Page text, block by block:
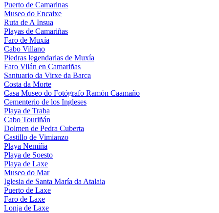
Puerto de Camarinas
Museo do Encaixe
Ruta de A Insua
Playas de Camariñas
Faro de Muxía
Cabo Villano
Piedras legendarias de Muxía
Faro Vilán en Camariñas
Santuario da Virxe da Barca
Costa da Morte
Casa Museo do Fotógrafo Ramón Caamaño
Cementerio de los Ingleses
Playa de Traba
Cabo Touriñán
Dolmen de Pedra Cuberta
Castillo de Vimianzo
Playa Nemiña
Playa de Soesto
Playa de Laxe
Museo do Mar
Iglesia de Santa María da Atalaia
Puerto de Laxe
Faro de Laxe
Lonja de Laxe